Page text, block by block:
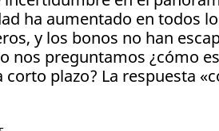
ha aumentado en todos
y los bonos no han
nos preguntamos ¿cómo
corto plazo? La respuesta